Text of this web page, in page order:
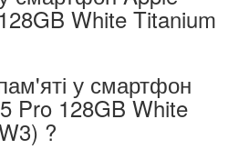
White Titanium
у смартфон
Pro 128GB White
?